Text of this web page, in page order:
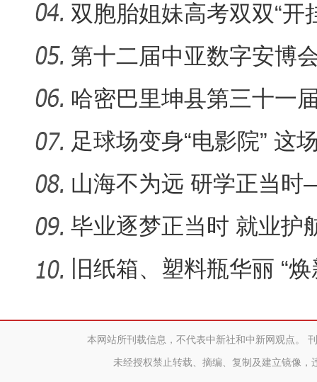
双胞胎姐妹高考双双“开
大，一个
第十二届中亚数字安博
举办
哈密巴里坤县第三十一
赛开赛
足球场变身“电影院” 这
化“夜空
山海不为远 研学正当
育走深走
毕业逐梦正当时 就业护
旧纸箱、塑料瓶华丽 “
本网站所刊载信息，不代表中新社和中新网观点。
未经授权禁止转载、摘编、复制及建立镜像，